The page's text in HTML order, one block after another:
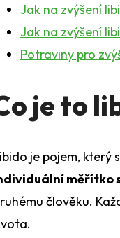
Jak na zvýšení
Jak na zvýšení
Potraviny pro
je to
je pojem, který
měřítko
člověku.